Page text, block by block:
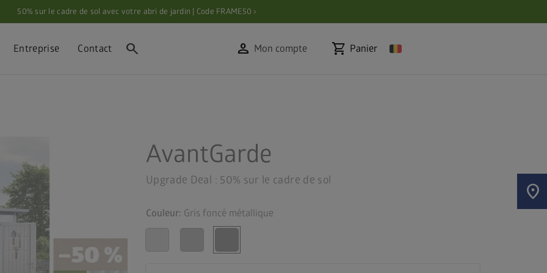
50% sur le cadre de sol avec votre abri de jardin | Code FRAME50 ›
Entreprise Contact search person Mon compte shopping_cart Panier
AvantGarde
Upgrade Deal : 50% sur le cadre de sol
Couleur: Gris foncé métallique
location_on